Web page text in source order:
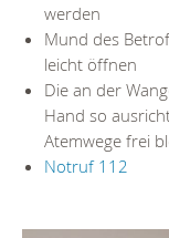
werden
Mund des
leicht öffnen
Die an der
Hand so
Atemwege frei
Notruf 112